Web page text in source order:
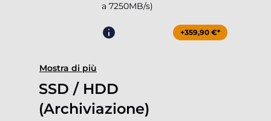
a 7250MB/s)
+359,90 €*
Mostra di più
SSD / HDD
(Archiviazione)